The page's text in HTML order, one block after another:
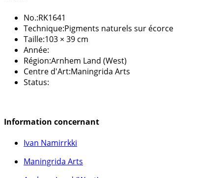
No.:RK1641
Technique:Pigments naturels sur écorce
Taille:103 × 39 cm
Année:
Région:Arnhem Land (West)
Centre d'Art:Maningrida Arts
Status:
Information concernant
Ivan Namirrkki
Maningrida Arts